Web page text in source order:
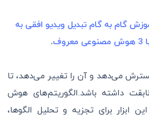
گام به گام تبدیل ویدیو افقی به
.
گسترش می‌دهد و آن را تغییر می‌دهد، تا
داشته باشد.الگوریتم‌های هوش
ابزار برای تجزیه و تحلیل الگوها،